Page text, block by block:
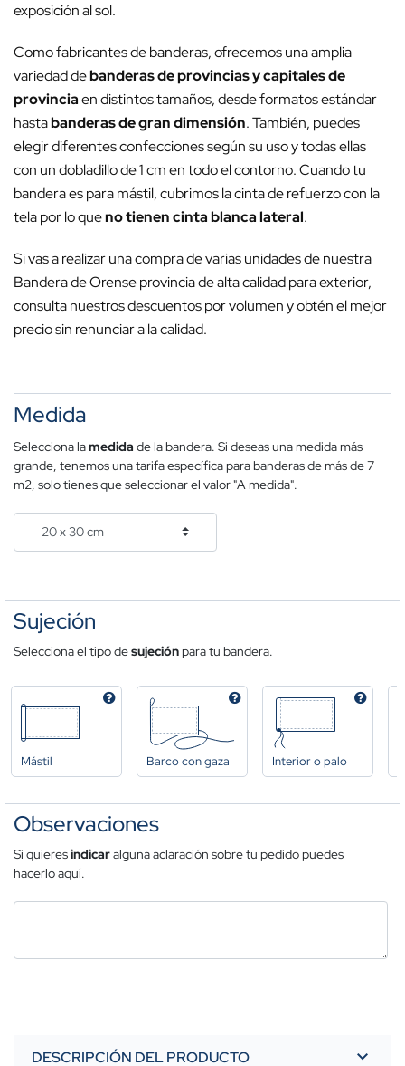
exposición al sol.
Como fabricantes de banderas, ofrecemos una amplia
variedad debanderas de provincias y capitales de
provinciaen distintos tamaños, desde formatos estándar
hastabanderas de gran dimensión. También, puedes
elegir diferentes confecciones según su uso y todas ellas
con un dobladillo de 1 cm en todo el contorno. Cuando tu
bandera es para mástil, cubrimos la cinta de refuerzo con la
tela por lo queno tienen cinta blanca lateral.
Si vas a realizar una compra de varias unidades de nuestra
Bandera de Orense provincia de alta calidad para exterior,
consulta nuestros descuentos por volumen y obtén el mejor
precio sin renunciar a la calidad.
Medida
Selecciona lamedida de la bandera. Si deseas una medida más
grande, tenemos una tarifa específica para banderas de más de 7
m2, solo tienes que seleccionar el valor "A medida".
Sujeción
Selecciona el tipo desujeciónpara tu bandera.
Mástil Barco con gaza Interior o palo
Observaciones
Si quieresindicaralguna aclaración sobre tu pedido puedes
hacerlo aquí.
DESCRIPCIÓN DEL PRODUCTO